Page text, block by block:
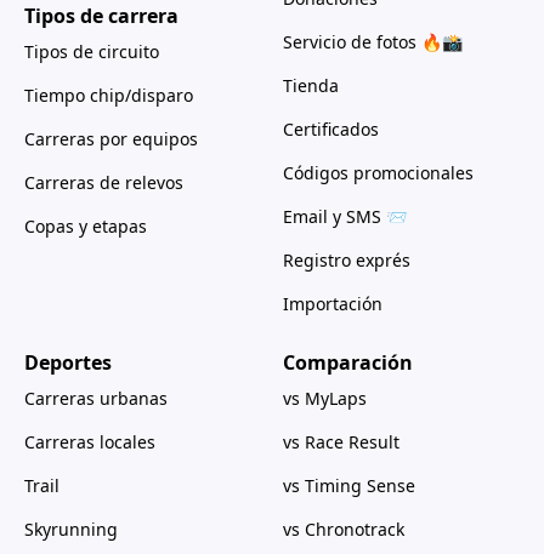
Tipos de carrera
Tipos de circuito
Tiempo chip/disparo
Carreras por equipos
Carreras de relevos
Copas y etapas
Servicio de fotos 🔥📸
Tienda
Certificados
Códigos promocionales
Email y SMS 📨
Registro exprés
Importación
Deportes
Carreras urbanas
Carreras locales
Trail
Skyrunning
Comparación
vs MyLaps
vs Race Result
vs Timing Sense
vs Chronotrack